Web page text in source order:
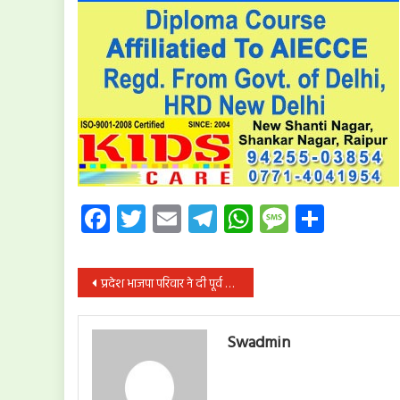
Facebook
Twitter
EmailTelegram
WhatsApp
Message
पोस्ट
नेविगेशन
प्रदेश भाजपा परिवार ने दी पूर्व राष्ट्रपति मुखर्जी को भावभीनी श्रद्धांजलि
Swadmin